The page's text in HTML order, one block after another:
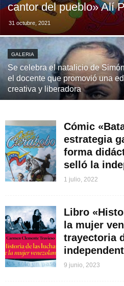
cantor del pueblo» Alí
31 octubre, 2021
GALERIA
Se celebra el natalicio de
el docente que promovió una
creativa y liberadora
Cómic
estrategia
forma
selló la
1 julio, 2022
Libro
la mujer
trayectoria
9 junio, 2023